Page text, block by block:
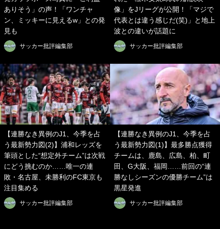
ありそう」の声！「ワンチャ
ン、ミッキーに見えるw」との発
見も
サッカー批評編集部
像」をJリーグが公開！「マジで
代表とは違う感じだ(笑)」と地上
波との違いが話題に
サッカー批評編集部
【連勝なき異例のJ1、今季を占
う最新勢力図(2)】浦和レッズを
筆頭とした“想定外チーム”は次戦
にどう挑むのか……唯一の連
敗・名古屋、未勝利のFC東京も
注目集める
サッカー批評編集部
【連勝なき異例のJ1、今季を占
う最新勢力図(1)】最多勝点獲得
チームは、鹿島、広島、柏、町
田、G大阪、福岡……前回の“連
勝なしシーズンの優勝チーム”は
黒星発進
サッカー批評編集部